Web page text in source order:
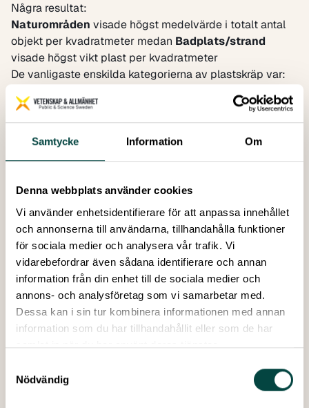
Samtycke Information Om
Denna webbplats använder cookies
Vi använder enhetsidentifierare för att anpassa innehållet
och annonserna till användarna, tillhandahålla funktioner
för sociala medier och analysera vår trafik. Vi
vidarebefordrar även sådana identifierare och annan
information från din enhet till de sociala medier och
annons- och analysföretag som vi samarbetar med.
Dessa kan i sin tur kombinera informationen med annan
information som du har tillhandahållit eller som de har
samlat in när du har använt deras tjänster.
Nödvändig
Några resultat:
Naturområden visade högst medelvärde i totalt antal
objekt per kvadratmeter medan Badplats/strand
visade högst vikt plast per kvadratmeter
De vanligaste enskilda kategorierna av plastskräp var:
16 % Mjuka plastförpackningar
10 % Hårda plastförpackningar
En följeforskning om ungas attityder och motiv till
nedskräpning gjordes. Totalt 174 barn och ungdomar
uppkomst och nedskräpning av plast är kopplat till två
saker:
Känslan att man inte bör skräpa ned
Åsikten att det är viktigt att inte skräpa ned
VA-rapport 2024:2
Författare:Bethanie Carney Almroth, Emil
Larsson och Magnus Bergquist på Göteborgs
universitet
Håll Sverige Rent
och Lotta Waesterberg Tomasson, Vetenskap &